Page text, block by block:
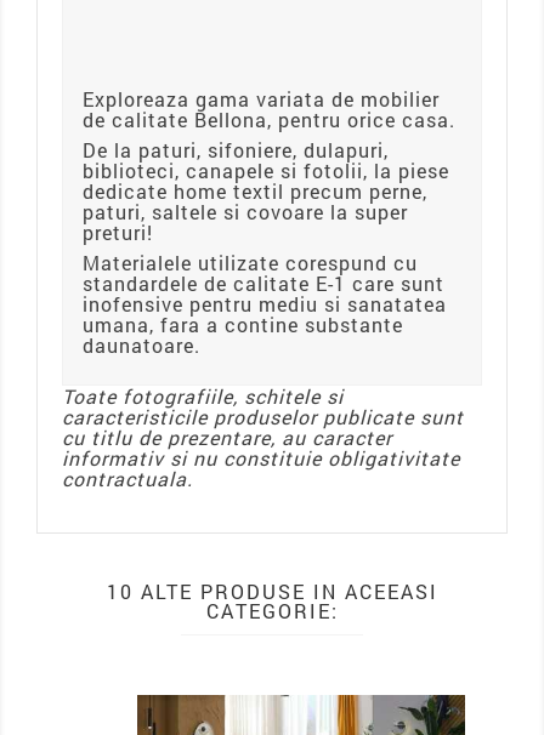
Exploreaza gama variata de mobilier
de calitate Bellona, pentru orice casa.
De la paturi, sifoniere, dulapuri,
biblioteci, canapele si fotolii, la piese
dedicate home textil precum perne,
paturi, saltele si covoare la super
preturi!
Materialele utilizate corespund cu
standardele de calitate E-1 care sunt
inofensive pentru mediu si sanatatea
umana, fara a contine substante
daunatoare.
Toate fotografiile, schitele si
caracteristicile produselor publicate sunt
cu titlu de prezentare, au caracter
informativ si nu constituie obligativitate
contractuala.
10 ALTE PRODUSE IN ACEEASI
CATEGORIE: